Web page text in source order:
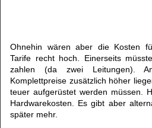
Ohnehin wären aber die Kosten
Tarife recht hoch. Einerseits
zahlen (da zwei Leitungen).
Komplettpreise zusätzlich höher
teuer aufgerüstet werden müssen.
Hardwarekosten. Es gibt aber
später mehr.